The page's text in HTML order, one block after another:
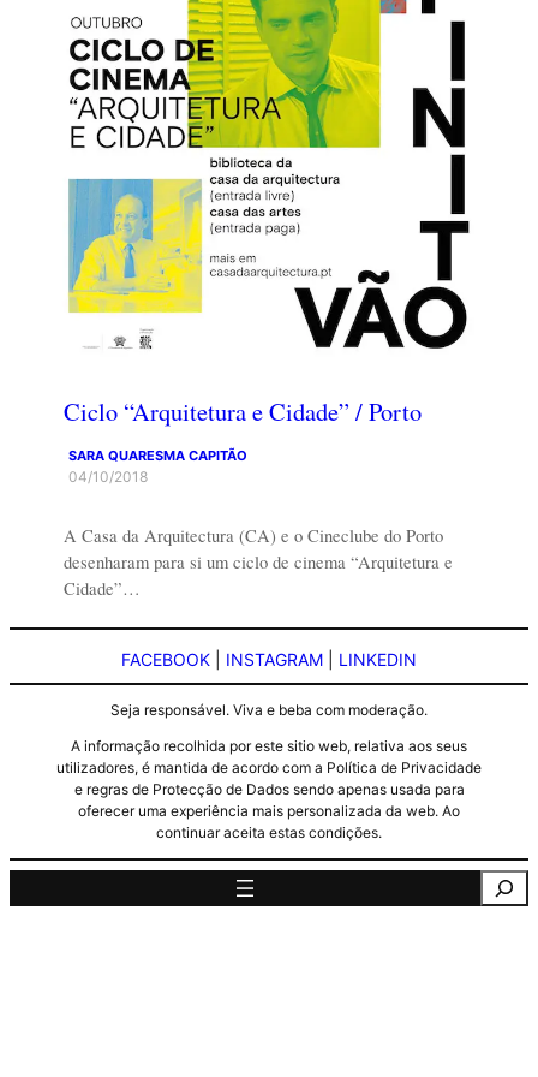
Ciclo “Arquitetura e Cidade” / Porto
SARA QUARESMA CAPITÃO
04/10/2018
A Casa da Arquitectura (CA) e o Cineclube do Porto
desenharam para si um ciclo de cinema “Arquitetura e
Cidade”…
FACEBOOK INSTAGRAM LINKEDIN
Seja responsável. Viva e beba com moderação.
A informação recolhida por este sitio web, relativa aos seus
utilizadores, é mantida de acordo com a Política de Privacidade
e regras de Protecção de Dados sendo apenas usada para
oferecer uma experiência mais personalizada da web. Ao
continuar aceita estas condições.